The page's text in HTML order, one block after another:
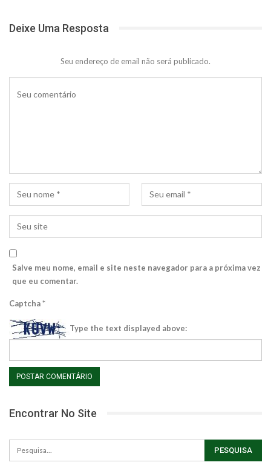
Deixe Uma Resposta
Seu endereço de email não será publicado.
Salve meu nome, email e site neste navegador para a próxima vez
que eu comentar.
Captcha*
Type the text displayed above:
Encontrar No Site